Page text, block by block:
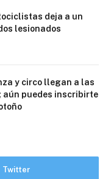
deja a un
lesionados
y circo llegan a las
aún puedes inscribirte
Twitter